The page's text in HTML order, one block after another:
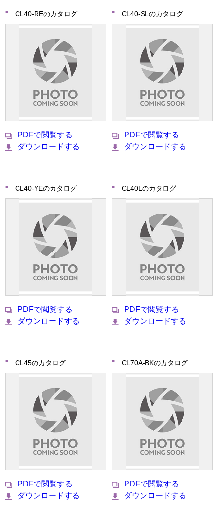
CL40-REのカタログ
PDFで閲覧する
ダウンロードする
CL40-SLのカタログ
PDFで閲覧する
ダウンロードする
CL40-YEのカタログ
PDFで閲覧する
ダウンロードする
CL40Lのカタログ
PDFで閲覧する
ダウンロードする
CL45のカタログ
PDFで閲覧する
ダウンロードする
CL70A-BKのカタログ
PDFで閲覧する
ダウンロードする